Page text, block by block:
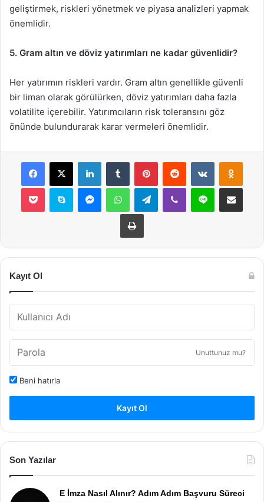
geliştirmek, riskleri yönetmek ve piyasa analizleri yapmak
önemlidir.
5. Gram altın ve döviz yatırımları ne kadar güvenlidir?
Her yatırımın riskleri vardır. Gram altın genellikle güvenli
bir liman olarak görülürken, döviz yatırımları daha fazla
volatilite içerebilir. Yatırımcıların risk toleransını göz
önünde bulundurarak karar vermeleri önemlidir.
Facebook
X LinkedInTumblr PinterestReddit VKontakte
Pocket Skype MessengerWhatsAppTelegramViber Line E-Posta ile
Yazdır
Kayıt Ol
Unuttunuz mu?
Beni hatırla
Kayıt Ol
Son Yazılar
E İmza Nasıl Alınır? Adım Adım Başvuru Süreci